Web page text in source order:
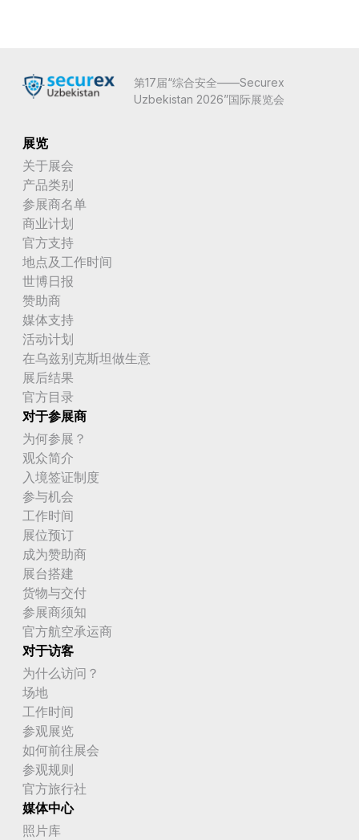
第17届“综合安全——Securex
Uzbekistan 2026”国际展览会
展览
关于展会
产品类别
参展商名单
商业计划
官方支持
地点及工作时间
世博日报
赞助商
媒体支持
活动计划
在乌兹别克斯坦做生意
展后结果
官方目录
对于参展商
为何参展？
观众简介
入境签证制度
参与机会
工作时间
展位预订
成为赞助商
展台搭建
货物与交付
参展商须知
官方航空承运商
对于访客
为什么访问？
场地
工作时间
参观展览
如何前往展会
参观规则
官方旅行社
媒体中心
照片库